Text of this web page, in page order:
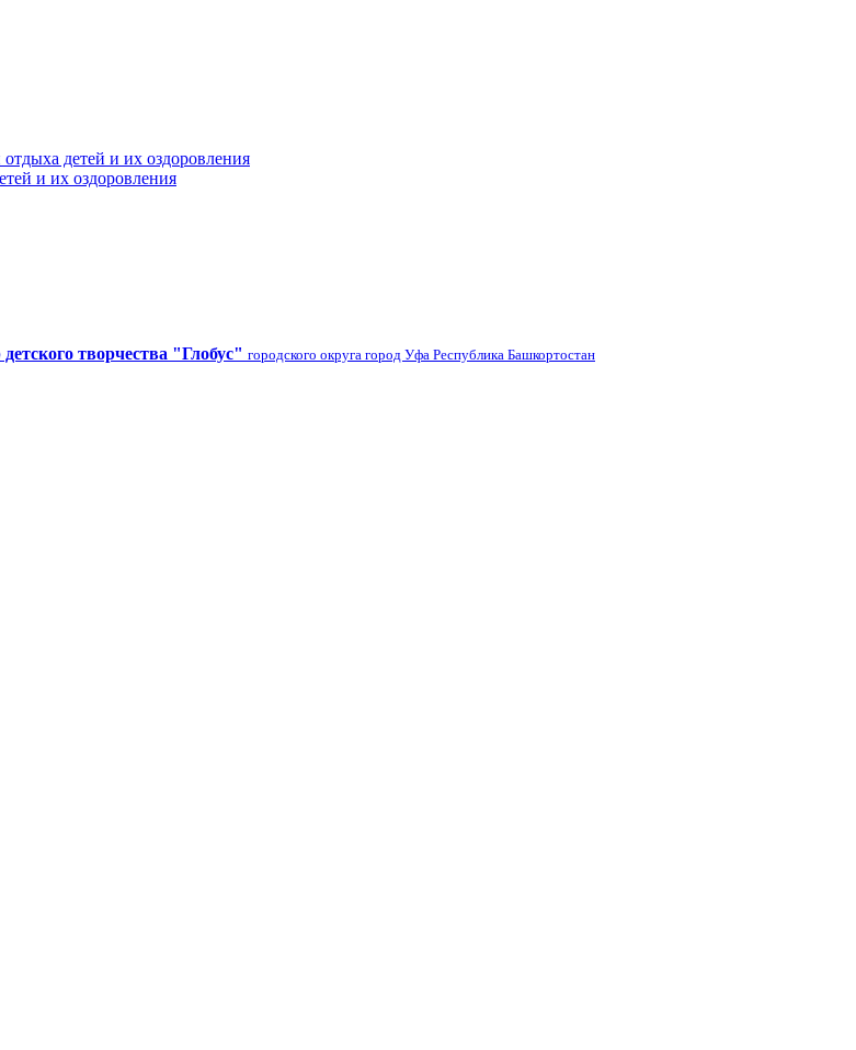
детей и их оздоровления
и их оздоровления
творчества "Глобус" городского округа город Уфа Республика Башкортостан